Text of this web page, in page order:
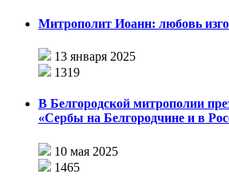
Митрополит Иоанн: любовь
13 января 2025
1319
В Белгородской митрополии
«Сербы на Белгородчине и в
10 мая 2025
1465